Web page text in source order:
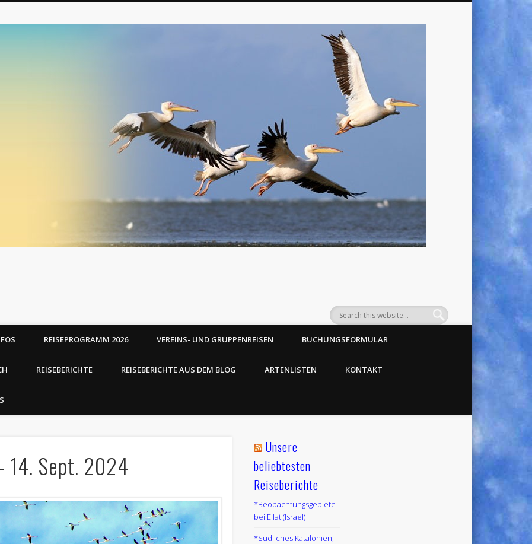
Looker
REISEPROGRAMM 2026 VEREINS- UND GRUPPENREISEN BUCHUNGSFORMULAR
REISEBERICHTE REISEBERICHTE AUS DEM BLOG ARTENLISTEN KONTAKT
14. Sept. 2024
Unsere
beliebtesten
Reiseberichte
*Beobachtungsgebiete
bei Eilat (Israel)
*Südliches Katalonien,